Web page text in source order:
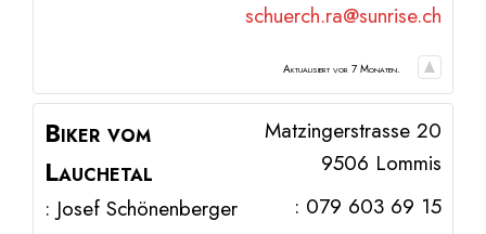
schuerch.ra@sunrise.ch
Aktualisiert vor 7 Monaten.
Biker vom
Lauchetal
: Josef Schönenberger
Matzingerstrasse 20
9506 Lommis
: 079 603 69 15